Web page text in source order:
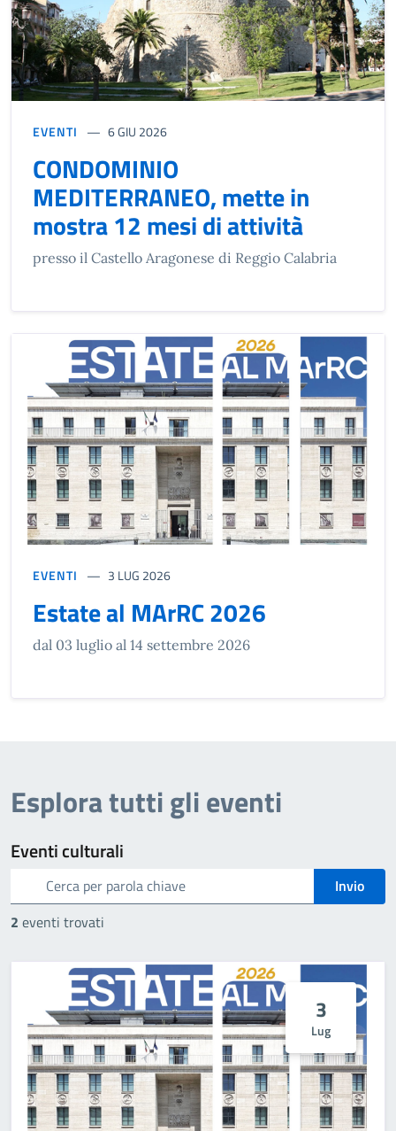
EVENTI 6 GIU 2026
CONDOMINIO
MEDITERRANEO, mette in
mostra 12 mesi di attività
presso il Castello Aragonese di Reggio Calabria
EVENTI 3 LUG 2026
Estate al MArRC 2026
dal 03 luglio al 14 settembre 2026
Esplora tutti gli eventi
Eventi culturali
Invio
2 eventi trovati
3
Lug